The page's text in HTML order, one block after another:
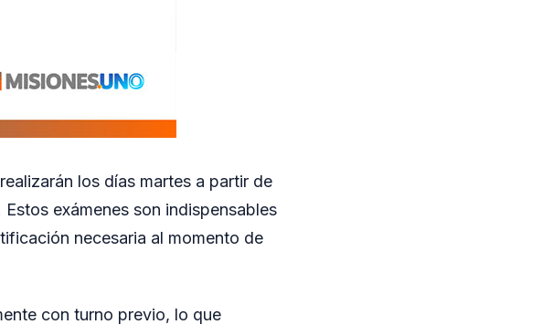
los días martes a partir de
exámenes son indispensables
necesaria al momento de
con turno previo, lo que